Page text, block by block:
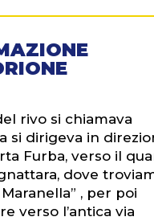
rivo si chiamava
si dirigeva in
Furba, verso il
dove
, per poi
verso l’antica via